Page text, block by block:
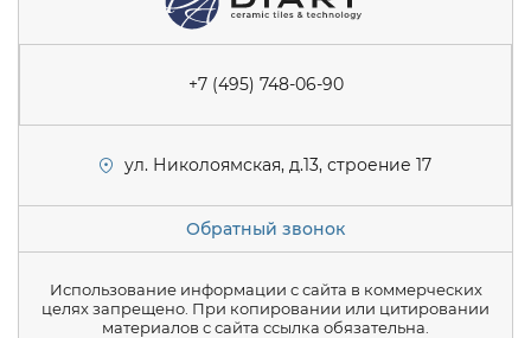
+7 (495) 748-06-90
ул. Николоямская, д.13, строение 17
Обратный звонок
Использование информации с сайта в коммерческих
целях запрещено. При копировании или цитировании
материалов с сайта ссылка обязательна.